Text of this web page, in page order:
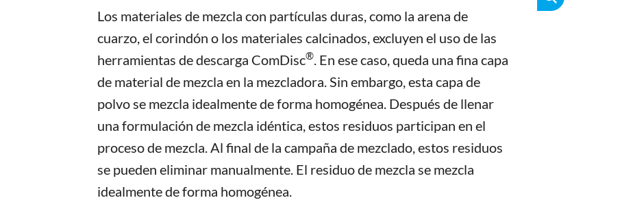
Los materiales de mezcla con partículas duras, como la arena de
cuarzo, el corindón o los materiales calcinados, excluyen el uso de las
herramientas de descarga ComDisc® . En ese caso, queda una fina capa
de material de mezcla en la mezcladora. Sin embargo, esta capa de
polvo se mezcla idealmente de forma homogénea. Después de llenar
una formulación de mezcla idéntica, estos residuos participan en el
proceso de mezcla. Al final de la campaña de mezclado, estos residuos
se pueden eliminar manualmente. El residuo de mezcla se mezcla
idealmente de forma homogénea.